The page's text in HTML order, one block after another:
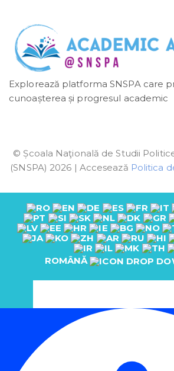
Explorează platforma SNSPA care
cunoașterea și progresul academic
© Școala Naţională de Studii
(SNSPA) 2026 | Accesează Politica
ROMÂNĂ